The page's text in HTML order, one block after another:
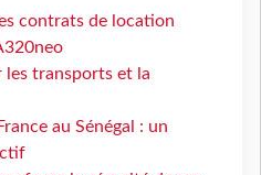
contrats de location
les transports et la
au Sénégal : un